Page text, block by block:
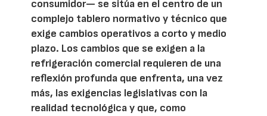
consumidor— se sitúa en el centro de un
complejo tablero normativo y técnico que
exige cambios operativos a corto y medio
plazo. Los cambios que se exigen a la
refrigeración comercial requieren de una
reflexión profunda que enfrenta, una vez
más, las exigencias legislativas con la
realidad tecnológica y que, como